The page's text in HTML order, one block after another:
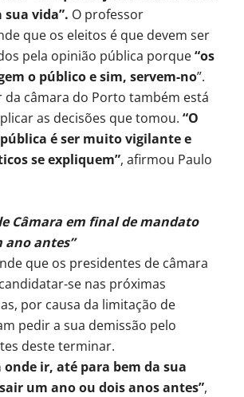
sua vida”. O professor
que os eleitos é que devem ser
pela opinião pública porque“os
o público e sim, servem-no”.
da câmara do Porto também está
as decisões que tomou. “O
é ser muito vigilante e
se expliquem”, afirmou Paulo
Câmara em final de mandato
ano antes”
que os presidentes de câmara
se nas próximas
por causa da limitação de
pedir a sua demissão pelo
deste terminar.
onde ir, até para bem da sua
um ano ou dois anos antes”,